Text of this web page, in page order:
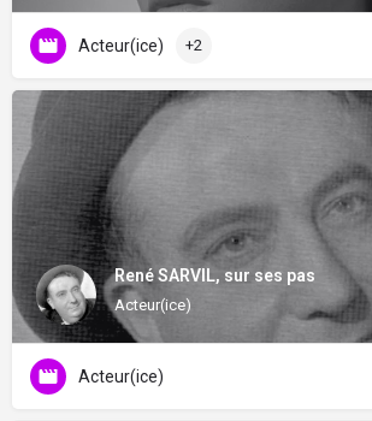
Acteur(ice) +2
René SARVIL, sur ses pas
Acteur(ice)
Acteur(ice)